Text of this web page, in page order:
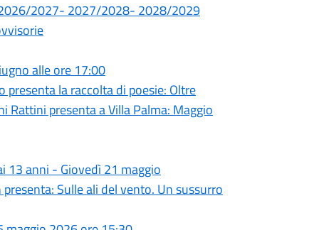
2026/2027- 2027/2028- 2028/2029
alle ore 17:00
la raccolta di poesie: Oltre
Rattini presenta a Villa Palma: Maggio
13 anni - Giovedì 21 maggio
Sulle ali del vento. Un sussurro